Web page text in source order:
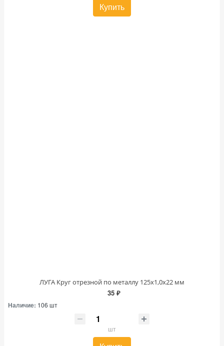
Купить
ЛУГА Круг отрезной по металлу 125х1,0х22 мм
35 ₽
Наличие: 106 шт
шт